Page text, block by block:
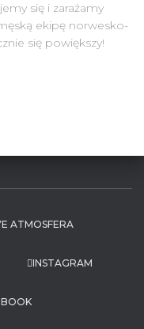
się i zarażamy
ekipę norwesko-
się powiększy!
ATMOSFERA
INSTAGRAM